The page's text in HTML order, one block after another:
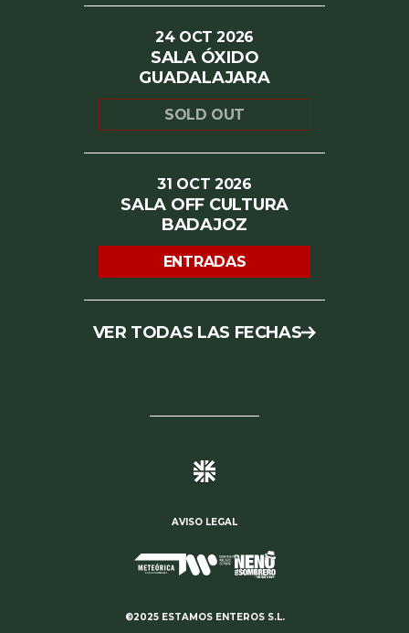
24 OCT 2026
SALA ÓXIDO
GUADALAJARA
SOLD OUT
31 OCT 2026
SALA OFF CULTURA
BADAJOZ
ENTRADAS
VER TODAS LAS FECHAS
AVISO LEGAL
©2025 ESTAMOS ENTEROS S.L.